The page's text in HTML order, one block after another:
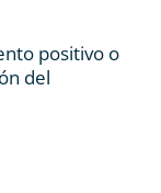
positivo o
del